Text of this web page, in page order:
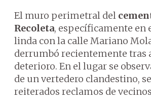
El muro perimetral del
Recoleta, específicamente en
linda con la calle Mariano
derrumbó recientemente tras
deterioro. En el lugar se
de un vertedero clandestino,
reiterados reclamos de